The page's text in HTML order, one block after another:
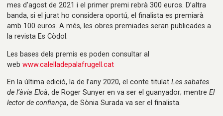
mes d’agost de 2021 i el primer premi rebrà 300 euros. D’altra
banda, si el jurat ho considera oportú, el finalista es premiarà
amb 100 euros. A més, les obres premiades seran publicades a
la revista Es Còdol.
Les bases dels premis es poden consultar al
webwww.calelladepalafrugell.cat
En la última edició, la de l’any 2020, el conte titulatLes sabates
de l’àvia Eloà, de Roger Sunyer en va ser el guanyador; mentreEl
lector de confiança, de Sònia Surada va ser el finalista.